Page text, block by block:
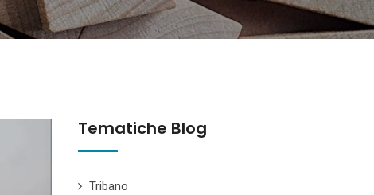
Tematiche Blog
Tribano